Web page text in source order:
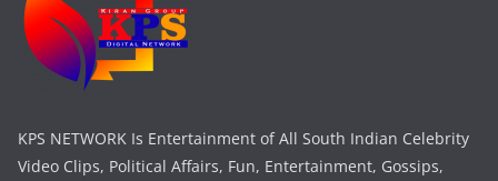
KPS NETWORK Is Entertainment of All South Indian Celebrity
Video Clips, Political Affairs, Fun, Entertainment, Gossips,